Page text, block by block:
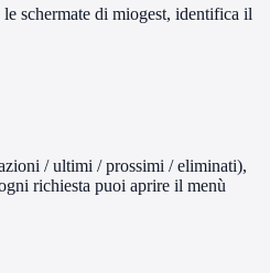
schermate di miogest, identifica il
/ ultimi / prossimi / eliminati),
richiesta puoi aprire il menù